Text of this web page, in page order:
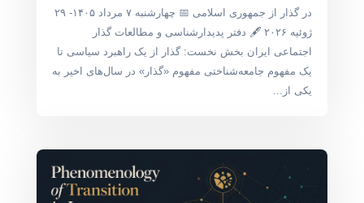
در گذار از جمهوری اسلامی 📅 چهارشنبه ۷ مرداد ۱۴۰۵- ۲۹
ژوئیه ۲۰۲۶ 🖋 دفتر پدیدارشناسی و مطالعات گذار
اجتماعی ایران بخش نخست: گذار از یک راهبرد سیاسی تا
یک مفهوم جامعه‌شناختی مفهوم «گذار» در سال‌های اخیر به
یکی از...